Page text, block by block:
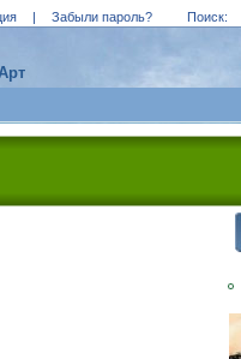
| Забыли пароль? Поиск: